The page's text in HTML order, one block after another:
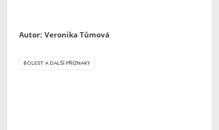
Autor: Veronika Tůmová
BOLEST A DALŠÍ PŘÍZNAKY